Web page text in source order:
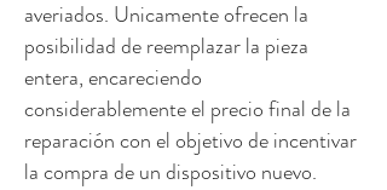
averiados. Unicamente ofrecen la
posibilidad de reemplazar la pieza
entera, encareciendo
considerablemente el precio final de la
reparación con el objetivo de incentivar
la compra de un dispositivo nuevo.